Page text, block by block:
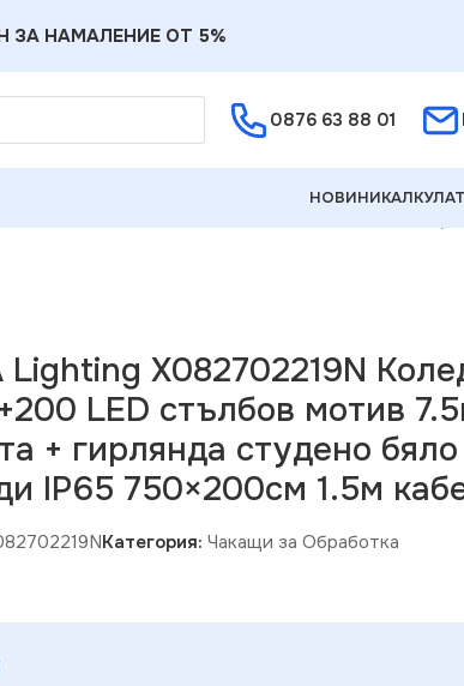
ЗА НАМАЛЕНИЕ ОТ 5%
0876 63 88 01
НОВИНИ
Lighting X082702219N
LED стълбов мотив
+ гирлянда студено
IP65 750×200см 1.5м
Категория: Чакащи за Обработка